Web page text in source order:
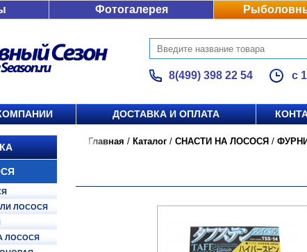
Фотогалерея
8(499) 398 22 54 с
ДОСТАВКА И ОПЛАТА
ЛОСОСЯ
ЛОСОСЯ
Главная / Каталог / СНАСТИ НА ЛОСОСЯ /